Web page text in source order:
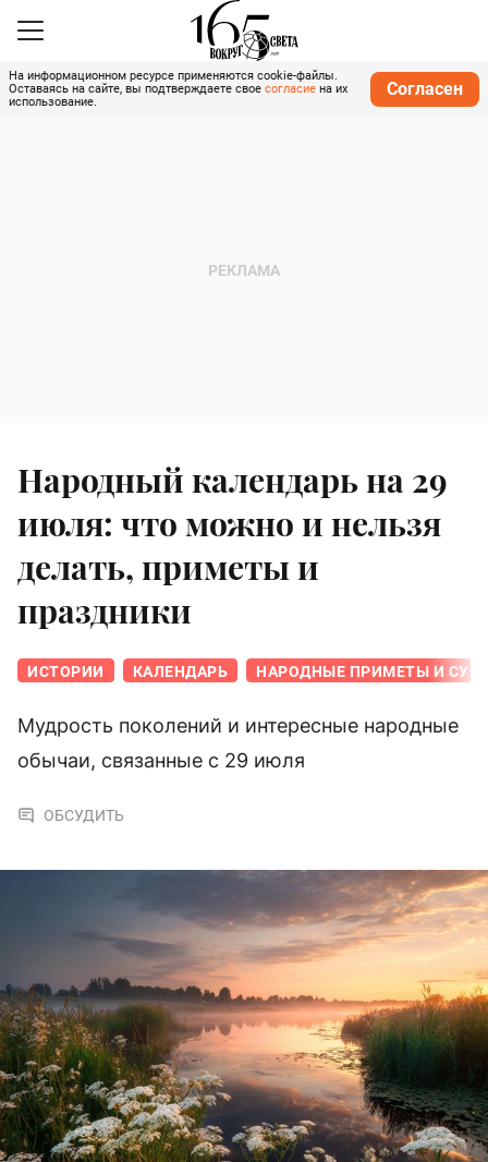
На информационном ресурсе применяются cookie-файлы.
Оставаясь на сайте, вы подтверждаете свое согласие на их
использование.
Согласен
Народный календарь на 29
июля: что можно и нельзя
делать, приметы и
праздники
ИСТОРИИ КАЛЕНДАРЬ НАРОДНЫЕ ПРИМЕТЫ И
Мудрость поколений и интересные народные
обычаи, связанные с 29 июля
ОБСУДИТЬ